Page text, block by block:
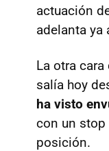
actuación
adelanta ya
La otra
salía hoy
ha visto
con un stop
posición.